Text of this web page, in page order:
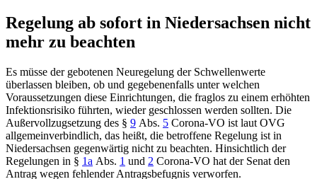
Regelung ab sofort in Niedersachsen nicht
mehr zu beachten
Es müsse der gebotenen Neuregelung der Schwellenwerte
überlassen bleiben, ob und gegebenenfalls unter welchen
Voraussetzungen diese Einrichtungen, die fraglos zu einem erhöhten
Infektionsrisiko führten, wieder geschlossen werden sollten. Die
Außervollzugsetzung des § 9 Abs. 5 Corona-VO ist laut OVG
allgemeinverbindlich, das heißt, die betroffene Regelung ist in
Niedersachsen gegenwärtig nicht zu beachten. Hinsichtlich der
Regelungen in § 1a Abs. 1 und 2 Corona-VO hat der Senat den
Antrag wegen fehlender Antragsbefugnis verworfen.